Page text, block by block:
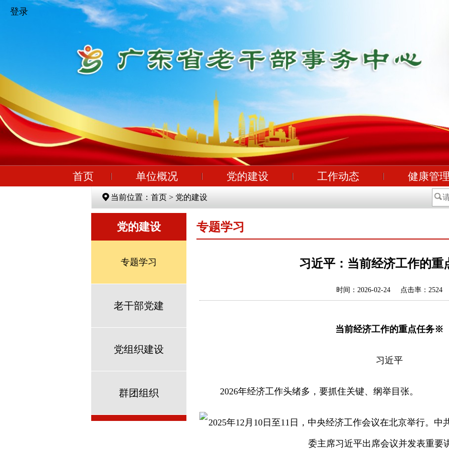
登录
首页 单位概况 党的建设 工作动态 健康管
当前位置：首页 > 党的建设
党的建设
专题学习
老干部党建
党组织建设
群团组织
专题学习
习近平：当前经济工作的重
时间：2026-02-24 点击率：2524
当前经济工作的重点任务※
习近平
2026年经济工作头绪多，要抓住关键、纲举目张。